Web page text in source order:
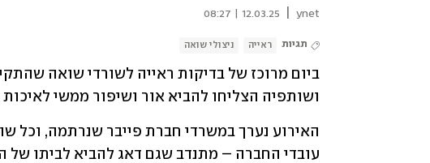
ynet
12.03.25 | 08:27
תגיות ראייה ניצולי שואה
ושותפיה הצליחו להביא אור ושיפור ממשי לאיכות חייהם של
עובדי החברה – מתנדב שגם דאג להביא לביתו של